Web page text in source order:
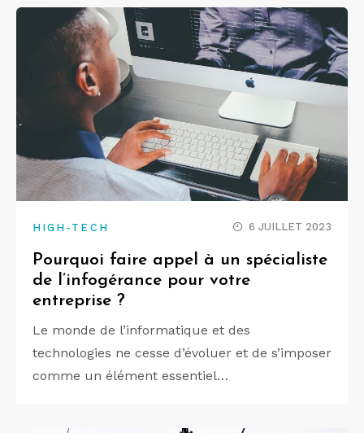
HIGH-TECH 6 JUILLET 2023
Pourquoi faire appel à un spécialiste
de l’infogérance pour votre
entreprise ?
Le monde de l’informatique et des
technologies ne cesse d’évoluer et de s’imposer
comme un élément essentiel…